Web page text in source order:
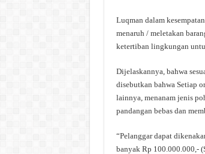
Luqman dalam
menaruh / meletakan
ketertiban lingkungan
Dijelaskannya, bahwa
disebutkan bahwa Setiap
lainnya, menanam jenis
pandangan bebas dan
“Pelanggar dapat
banyak Rp 100.000.000,-